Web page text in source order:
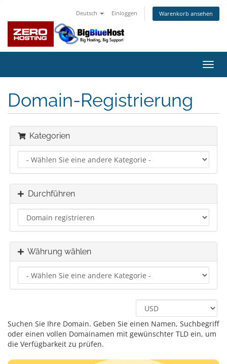
Deutsch Einloggen Warenkorb ansehen
ein-/
Domain-Registrierung
Kategorien
Durchführen
Währung wählen
Suchen Sie Ihre Domain. Geben Sie einen Namen, Suchbegriff
oder einen vollen Domainamen mit gewünschter TLD ein, um
die Verfügbarkeit zu prüfen.